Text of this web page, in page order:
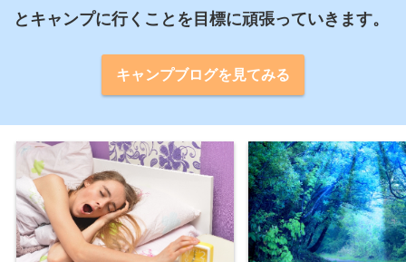
とキャンプに行くことを目標に頑張っていきます。
キャンプブログを見てみる